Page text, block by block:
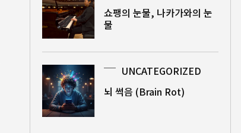
쇼팽의 눈물, 나카가와의 눈
물
UNCATEGORIZED
뇌 썩음 (Brain Rot)